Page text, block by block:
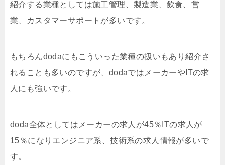
紹介する業種としては施工管理、製造業、飲食、営
業、カスタマーサポートが多いです。
もちろんdodaにもこういった業種の扱いもあり紹介さ
れることも多いのですが、dodaではメーカーやITの求
人にも強いです。
doda全体としてはメーカーの求人が45％ITの求人が
15％になりエンジニア系、技術系の求人情報が多いで
す。